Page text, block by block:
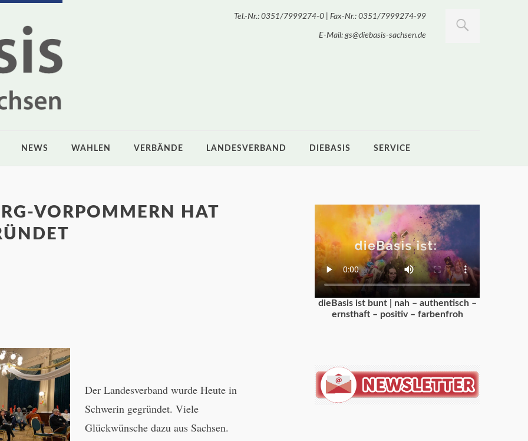
Tel.-Nr.: 0351/7999274-0 | Fax-Nr.: 0351/7999274-99
E-Mail: gs@diebasis-sachsen.de
NEWS WAHLEN VERBÄNDE LANDESVERBAND DIEBASIS SERVICE
VORPOMMERN HAT
Der Landesverband wurde Heute in
Schwerin gegründet. Viele
Glückwünsche dazu aus Sachsen.
dieBasis ist bunt | nah – authentisch –
ernsthaft – positiv – farbenfroh